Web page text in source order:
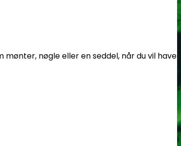
nøgle eller en seddel, når du vil have